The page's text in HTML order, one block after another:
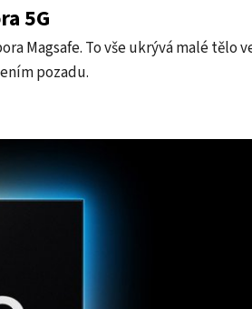
5G
Magsafe. To vše ukrývá malé tělo
pozadu.